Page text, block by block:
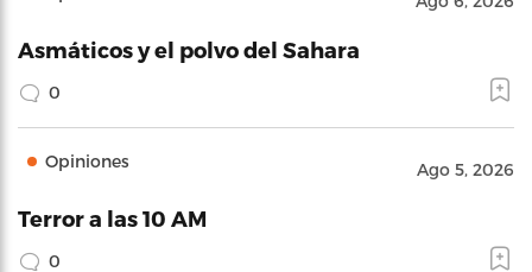
Asmáticos y el polvo del Sahara
0
Opiniones Ago 5, 2026
Terror a las 10 AM
0